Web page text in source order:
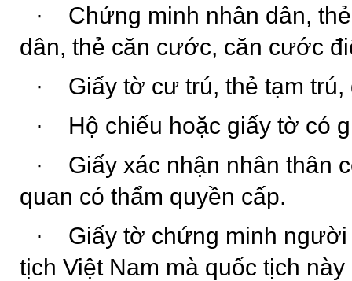
·
Chứng minh nhân dân,
dân, thẻ căn cước, căn cước
·
Giấy tờ cư trú, thẻ tạm
·
Hộ chiếu hoặc giấy tờ có
·
Giấy xác nhận nhân thân
quan có thẩm quyền cấp.
·
Giấy tờ chứng minh
tịch Việt Nam mà quốc tịch